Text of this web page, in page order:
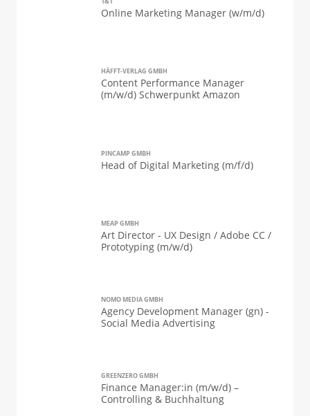
Online Marketing Manager (w/m/d)
HÄFFT-VERLAG GMBH
Content Performance Manager
(m/w/d) Schwerpunkt Amazon
PINCAMP GMBH
Head of Digital Marketing (m/f/d)
MEAP GMBH
Art Director - UX Design / Adobe CC /
Prototyping (m/w/d)
NOMO MEDIA GMBH
Agency Development Manager (gn) -
Social Media Advertising
GREENZERO GMBH
Finance Manager:in (m/w/d) –
Controlling & Buchhaltung